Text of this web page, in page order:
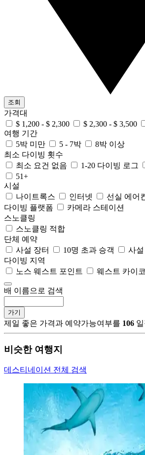
조회
가격대
$ 1,200 - $ 2,300
$ 2,300 - $ 3,500
여행 기간
5박 미만
5 - 7박
8박 이상
최소 다이빙 횟수
최소 요건 없음
1-20 다이빙 로그
51+
시설
나이트록스
인터넷 선실 에어
다이빙 플랫폼
카메라 스테이션
스노클링
스노클링 적합
단체 예약
사설 장터
10명 초과 승객
사
다이빙 지역
노스 웨스트 포인트
웨스트 카이
배 이름으로 검색
가기
제일 좋은 가격과 예약가능여부를 106
비슷한 여행지
데스티네이션 전체 검색